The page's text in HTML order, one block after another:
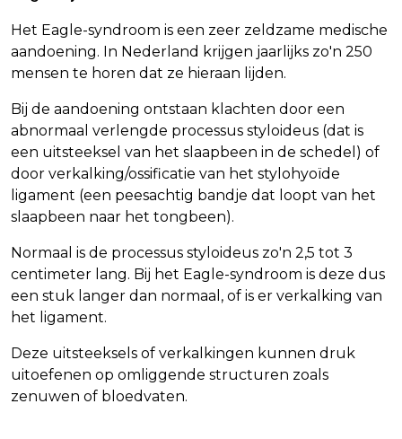
Het Eagle-syndroom is een zeer zeldzame medische
aandoening. In Nederland krijgen jaarlijks zo'n 250
mensen te horen dat ze hieraan lijden.
Bij de aandoening ontstaan klachten door een
abnormaal verlengde processus styloideus (dat is
een uitsteeksel van het slaapbeen in de schedel) of
door verkalking/ossificatie van het stylohyoïde
ligament (een peesachtig bandje dat loopt van het
slaapbeen naar het tongbeen).
Normaal is de processus styloideus zo'n 2,5 tot 3
centimeter lang. Bij het Eagle-syndroom is deze dus
een stuk langer dan normaal, of is er verkalking van
het ligament.
Deze uitsteeksels of verkalkingen kunnen druk
uitoefenen op omliggende structuren zoals
zenuwen of bloedvaten.